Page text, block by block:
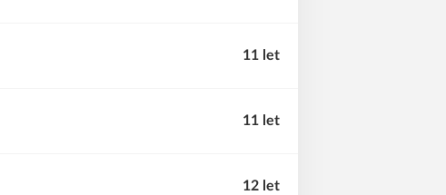
11 let
11 let
12 let